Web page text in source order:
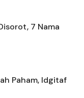
7 Nama
Paham, Idgitaf